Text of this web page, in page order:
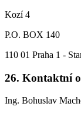
Kozí 4
P.O. BOX 140
110 01 Praha 1 -
26. Kontaktní
Ing. Bohuslav